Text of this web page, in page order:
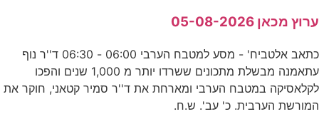
ערוץ מכאן 05-08-2026
כתאב אלטביח' - מסע למטבח הערבי 06:00 - 06:30 ד''ר נוף
עתאמנה מבשלת מתכונים ששרדו יותר מ 1,000 שנים והפכו
לקלאסיקה במטבח הערבי ומארחת את ד''ר סמיר קטאני, חוקר את
המורשת הערבית. כ' עב'. ש.ח.